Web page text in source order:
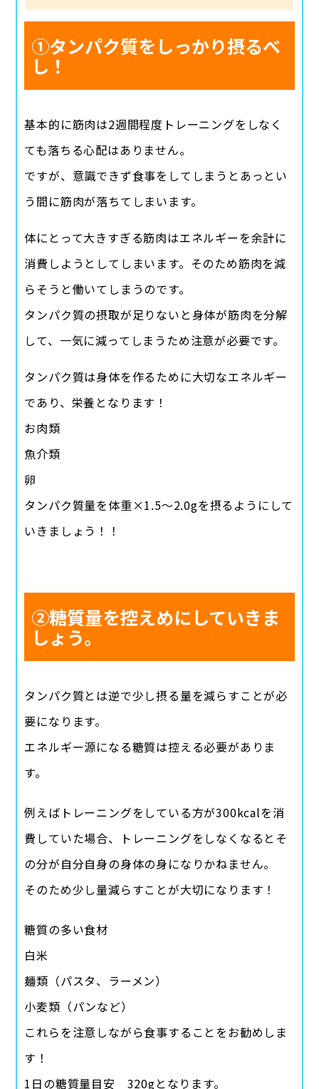
①タンパク質をしっかり摂るべ
し！
基本的に筋肉は2週間程度トレーニングをしなく
ても落ちる心配はありません。
ですが、意識できず食事をしてしまうとあっとい
う間に筋肉が落ちてしまいます。
体にとって大きすぎる筋肉はエネルギーを余計に
消費しようとしてしまいます。そのため筋肉を減
らそうと働いてしまうのです。
タンパク質の摂取が足りないと身体が筋肉を分解
して、一気に減ってしまうため注意が必要です。
タンパク質は身体を作るために大切なエネルギー
であり、栄養となります！
お肉類
魚介類
卵
タンパク質量を体重×1.5〜2.0gを摂るようにして
いきましょう！！
②糖質量を控えめにしていきま
しょう。
タンパク質とは逆で少し摂る量を減らすことが必
要になります。
エネルギー源になる糖質は控える必要がありま
す。
例えばトレーニングをしている方が300kcalを消
費していた場合、トレーニングをしなくなるとそ
の分が自分自身の身体の身になりかねません。
そのため少し量減らすことが大切になります！
糖質の多い食材
白米
麺類（パスタ、ラーメン）
小麦類（パンなど）
これらを注意しながら食事することをお勧めしま
す！
1日の糖質量目安 320gとなります。